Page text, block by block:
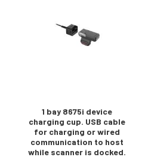
1 bay 8675i device
charging cup. USB cable
for charging or wired
communication to host
while scanner is docked.